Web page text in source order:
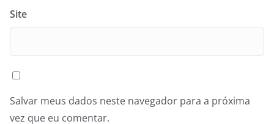
Site
Salvar meus dados neste navegador para a próxima
vez que eu comentar.